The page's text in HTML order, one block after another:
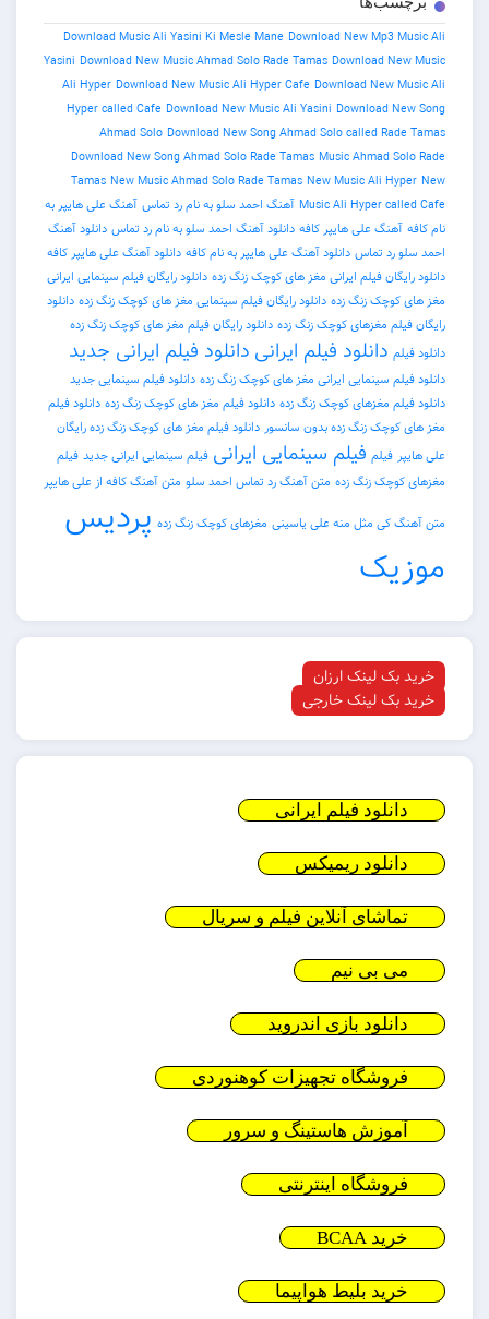
Download Music Ali Yasini Ki Mesle Mane Download New Mp3 Music Ali
Yasini Download New Music Ahmad Solo Rade Tamas Download New Music
Ali Hyper Download New Music Ali Hyper Cafe Download New Music Ali
Hyper called Cafe Download New Music Ali Yasini Download New Song
Ahmad Solo Download New Song Ahmad Solo called Rade Tamas
Download New Song Ahmad Solo Rade Tamas Music Ahmad Solo Rade
Tamas New Music Ahmad Solo Rade Tamas New Music Ali Hyper New
Music Ali Hyper called Cafe آهنگ احمد سلو به نام رد تماس آهنگ علی هایپر به
نام کافه آهنگ علی هایپر کافه دانلود آهنگ احمد سلو به نام رد تماس دانلود آهنگ
احمد سلو رد تماس دانلود آهنگ علی هایپر به نام کافه دانلود آهنگ علی هایپر کافه
دانلود رایگان فیلم ایرانی مغز های کوچک زنگ زده دانلود رایگان فیلم سینمایی ایرانی
مغز های کوچک زنگ زده دانلود رایگان فیلم سینمایی مغز های کوچک زنگ زده دانلود
رایگان فیلم مغزهای کوچک زنگ زده دانلود رایگان فیلم مغز های کوچک زنگ زده
دانلود فیلم دانلود فیلم ایرانی دانلود فیلم ایرانی جدید
دانلود فیلم سینمایی ایرانی مغز های کوچک زنگ زده دانلود فیلم سینمایی جدید
دانلود فیلم مغزهای کوچک زنگ زده دانلود فیلم مغز های کوچک زنگ زده دانلود فیلم
مغز های کوچک زنگ زده بدون سانسور دانلود فیلم مغز های کوچک زنگ زده رایگان
علی هایپر فیلم فیلم سینمایی ایرانی فیلم سینمایی ایرانی جدید فیلم
مغزهای کوچک زنگ زده متن آهنگ رد تماس احمد سلو متن آهنگ کافه از علی هایپر
متن آهنگ کی مثل منه علی یاسینی مغزهای کوچک زنگ زده پردیس
موزیک
خرید بک لینک ارزان
خرید بک لینک خارجی
دانلود فیلم ایرانی
دانلود ریمیکس
تماشای آنلاین فیلم و سریال
می بی نیم
دانلود بازی اندروید
فروشگاه تجهیزات کوهنوردی
آموزش هاستینگ و سرور
فروشگاه اینترنتی
خرید BCAA
خرید بلیط هواپیما